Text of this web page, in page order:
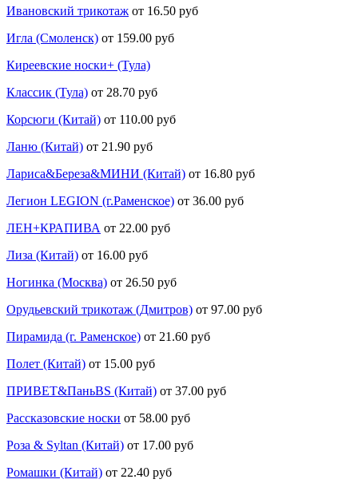
Ивановский трикотаж от 16.50 руб
Игла (Смоленск) от 159.00 руб
Киреевские носки+ (Тула)
Классик (Тула) от 28.70 руб
Корсюги (Китай) от 110.00 руб
Ланю (Китай) от 21.90 руб
Лариса&Береза&МИНИ (Китай) от 16.80 руб
Легион LEGION (г.Раменское) от 36.00 руб
ЛЕН+КРАПИВА от 22.00 руб
Лиза (Китай) от 16.00 руб
Ногинка (Москва) от 26.50 руб
Орудьевский трикотаж (Дмитров) от 97.00 руб
Пирамида (г. Раменское) от 21.60 руб
Полет (Китай) от 15.00 руб
ПРИВЕТ&ПаньBS (Китай) от 37.00 руб
Рассказовские носки от 58.00 руб
Роза & Syltan (Китай) от 17.00 руб
Ромашки (Китай) от 22.40 руб